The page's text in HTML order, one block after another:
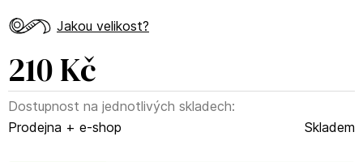
Jakou velikost?
210 Kč
Dostupnost na jednotlivých skladech:
Prodejna + e-shop
Skladem